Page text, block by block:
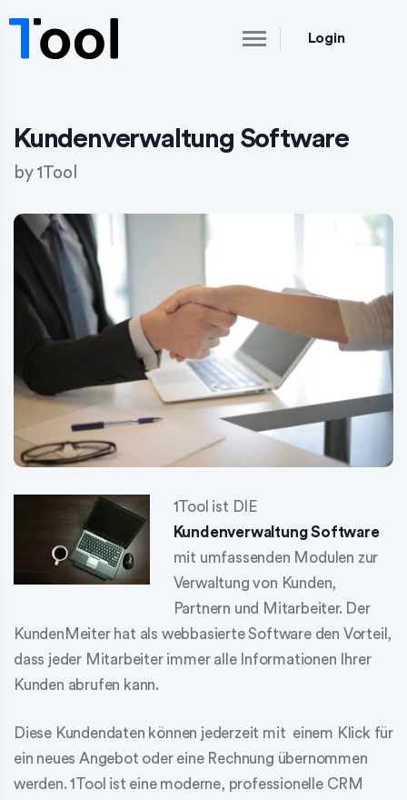
Login
Kundenverwaltung Software
by1Tool
1Tool ist DIE
Kundenverwaltung Software
mit umfassenden Modulen zur
Verwaltung von Kunden,
Partnern und Mitarbeiter. Der
KundenMeiter hat als webbasierte Software den Vorteil,
dass jeder Mitarbeiter immer alle Informationen Ihrer
Kunden abrufen kann.
Diese Kundendaten können jederzeit mit einem Klick für
ein neues Angebot oder eine Rechnung übernommen
werden. 1Tool ist eine moderne, professionelle CRM